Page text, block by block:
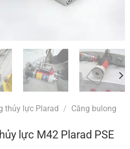
thủy lực Plarad / Căng bulong
lực M42 Plarad PSE